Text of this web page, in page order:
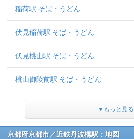
稲荷駅 そば・うどん
伏見稲荷駅 そば・うどん
伏見桃山駅 そば・うどん
桃山御陵前駅 そば・うどん
▼もっと見る
京都府京都市／近鉄丹波橋駅：地図